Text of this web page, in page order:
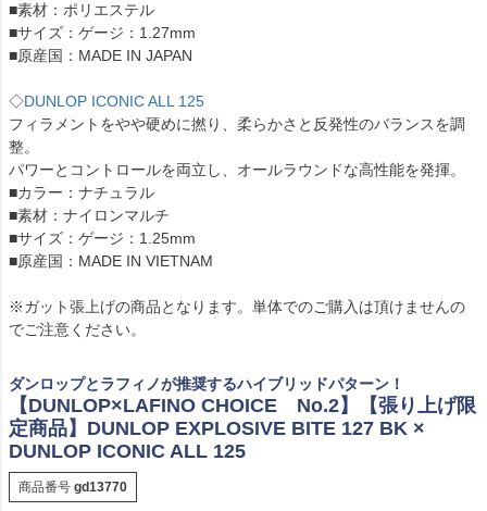
■素材：ポリエステル
■サイズ：ゲージ：1.27mm
■原産国：MADE IN JAPAN
◇DUNLOP ICONIC ALL 125
フィラメントをやや硬めに撚り、柔らかさと反発性のバランスを調
整。
パワーとコントロールを両立し、オールラウンドな高性能を発揮。
■カラー：ナチュラル
■素材：ナイロンマルチ
■サイズ：ゲージ：1.25mm
■原産国：MADE IN VIETNAM
※ガット張上げの商品となります。単体でのご購入は頂けませんの
でご注意ください。
ダンロップとラフィノが推奨するハイブリッドパターン！
【DUNLOP×LAFINO CHOICE No.2】【張り上げ限
定商品】DUNLOP EXPLOSIVE BITE 127 BK ×
DUNLOP ICONIC ALL 125
商品番号 gd13770